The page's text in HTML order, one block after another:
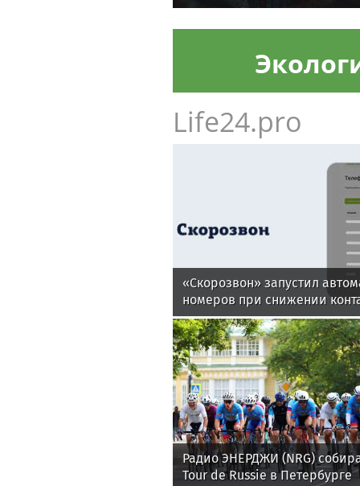
Life24.pro
«Скорозвон» запустил
номеров при снижении
Радио ЭНЕРДЖИ (NRG)
Tour de Russie в Петербурге